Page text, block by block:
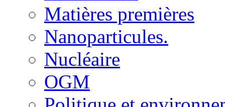
Matières premières
Nanoparticules.
Nucléaire
OGM